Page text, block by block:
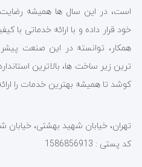
است، در این سال ها همیشه
خود قرار داده و با ارائه خدماتی با
ترین زیر ساخت ها، بالاترین
کوشد تا همیشه بهترین خدمات را
کد پستی : 1586856913